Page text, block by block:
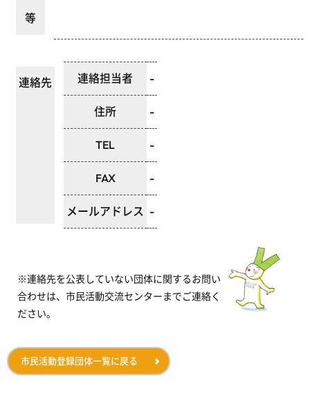
等
連絡先 連絡担当者 -
住所 -
TEL -
FAX -
メールアドレス -
※連絡先を公表していない団体に関するお問い
合わせは、市民活動交流センターまでご連絡く
ださい。
市民活動登録団体一覧に戻る